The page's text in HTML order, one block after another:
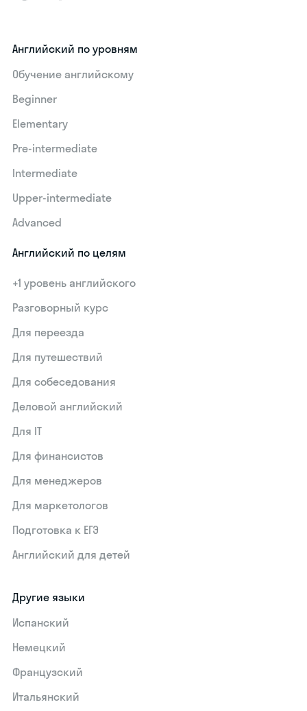
Английский по уровням
Обучение английскому
Beginner
Elementary
Pre-intermediate
Intermediate
Upper-intermediate
Advanced
Английский по целям
+1 уровень английского
Разговорный курс
Для переезда
Для путешествий
Для собеседования
Деловой английский
Для IT
Для финансистов
Для менеджеров
Для маркетологов
Подготовка к ЕГЭ
Английский для детей
Другие языки
Испанский
Немецкий
Французский
Итальянский